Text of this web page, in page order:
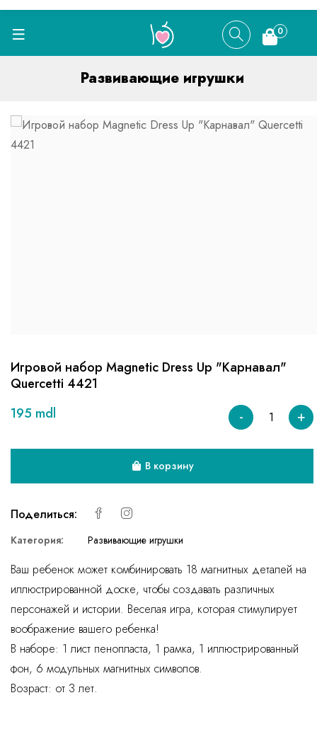
0
Развивающие игрушки
Игровой набор Magnetic Dress Up "Карнавал"
Quercetti 4421
195 mdl
- +
В корзину
Поделиться:
Категория: Развивающие игрушки
Ваш ребенок может комбинировать 18 магнитных деталей на
иллюстрированной доске, чтобы создавать различных
персонажей и истории. Веселая игра, которая стимулирует
воображение вашего ребенка!
В наборе: 1 лист пенопласта, 1 рамка, 1 иллюстрированный
фон, 6 модульных магнитных символов.
Возраст: от 3 лет.